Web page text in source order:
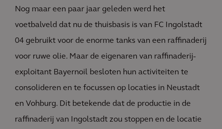
Nog maar een paar jaar geleden werd het
voetbalveld dat nu de thuisbasis is van FC Ingolstadt
04 gebruikt voor de enorme tanks van een raffinaderij
voor ruwe olie. Maar de eigenaren van raffinaderij-
exploitant Bayernoil besloten hun activiteiten te
consolideren en te focussen op locaties in Neustadt
en Vohburg. Dit betekende dat de productie in de
raffinaderij van Ingolstadt zou stoppen en de locatie